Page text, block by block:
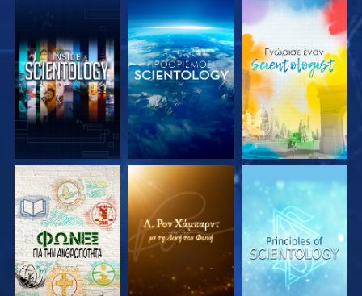
ΕΞΕΡΕΥΝΗΣΤΕ ΤΗ
ΣΕΙΡΑ
ΕΞΕΡΕΥΝΗΣΤΕ ΤΗ
ΣΕΙΡΑ
ΕΞΕΡΕΥΝΗΣΤΕ ΤΗ
ΣΕΙΡΑ